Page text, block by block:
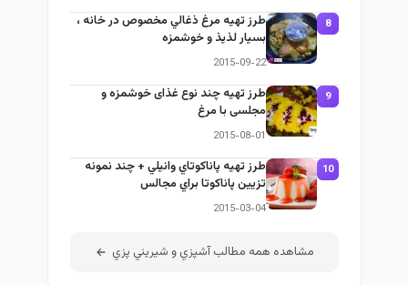
8
طرز تهيه مرغ ذغالي مخصوص در خانه ،
بسيار لذيذ و خوشمزه
2015-09-22
9
طرز تهيه چند نوع غذای خوشمزه و
مجلسی با مرغ
2015-08-01
10
طرز تهيه پاناكوتاي وانيلي + چند نمونه
تزيين پاناكوتا براي مجالس
2015-03-04
مشاهده همه مطالب آشپزي و شيريني پزي